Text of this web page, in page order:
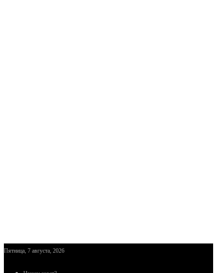
Пятница, 7 августа, 2026